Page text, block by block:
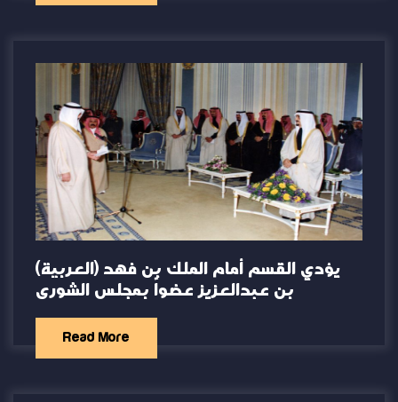
(العربية) يؤدي القسم أمام الملك بن فهد
بن عبدالعزيز عضواً بمجلس الشورى
Read More